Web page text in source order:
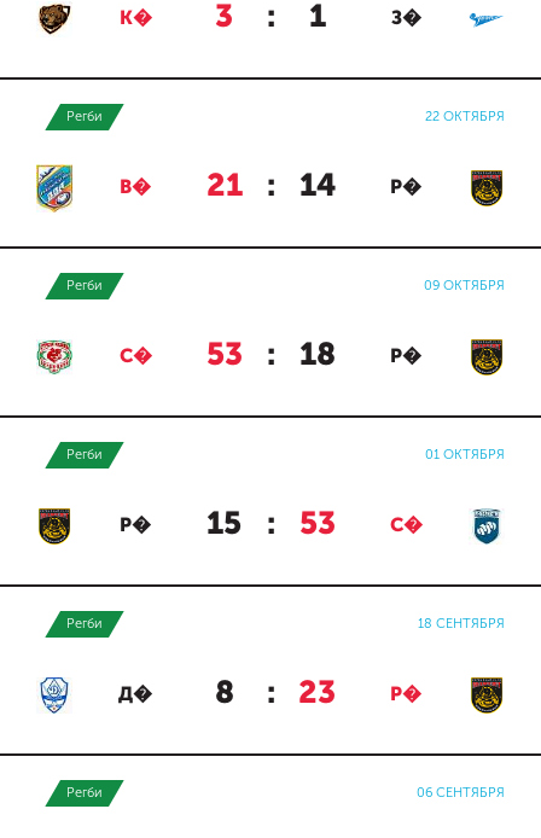
К� 3 : 1 З�
Регби 22 ОКТЯБРЯ
В� 21 : 14 Р�
Регби 09 ОКТЯБРЯ
С� 53 : 18 Р�
Регби 01 ОКТЯБРЯ
Р� 15 : 53 С�
Регби 18 СЕНТЯБРЯ
Д� 8 : 23 Р�
Регби 06 СЕНТЯБРЯ